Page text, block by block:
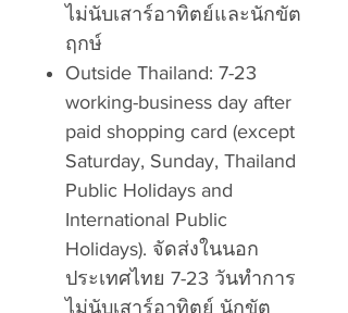
ไม่นับเสาร์อาทิตย์และนักขัต
ฤกษ์
Outside Thailand: 7-23
working-business day after
paid shopping card (except
Saturday, Sunday, Thailand
Public Holidays and
International Public
Holidays). จัดส่งในนอก
ประเทศไทย 7-23 วันทำการ
ไม่นับเสาร์อาทิตย์ นักขัต